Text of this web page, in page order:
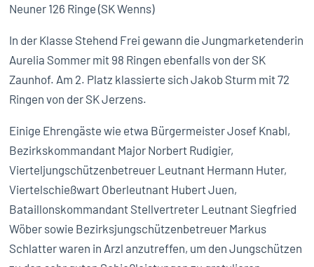
Neuner 126 Ringe (SK Wenns)
In der Klasse Stehend Frei gewann die Jungmarketenderin
Aurelia Sommer mit 98 Ringen ebenfalls von der SK
Zaunhof. Am 2. Platz klassierte sich Jakob Sturm mit 72
Ringen von der SK Jerzens.
Einige Ehrengäste wie etwa Bürgermeister Josef Knabl,
Bezirkskommandant Major Norbert Rudigier,
Vierteljungschützenbetreuer Leutnant Hermann Huter,
Viertelschießwart Oberleutnant Hubert Juen,
Bataillonskommandant Stellvertreter Leutnant Siegfried
Wöber sowie Bezirksjungschützenbetreuer Markus
Schlatter waren in Arzl anzutreffen, um den Jungschützen